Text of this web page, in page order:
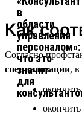
Как
Согласно
специализации, в